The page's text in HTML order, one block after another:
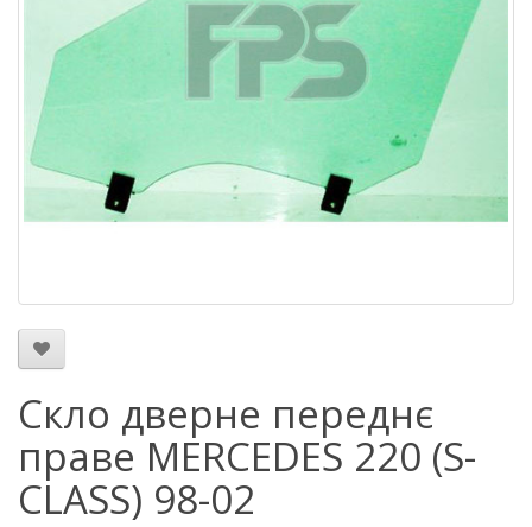
Скло дверне переднє
праве MERCEDES 220 (S-
CLASS) 98-02